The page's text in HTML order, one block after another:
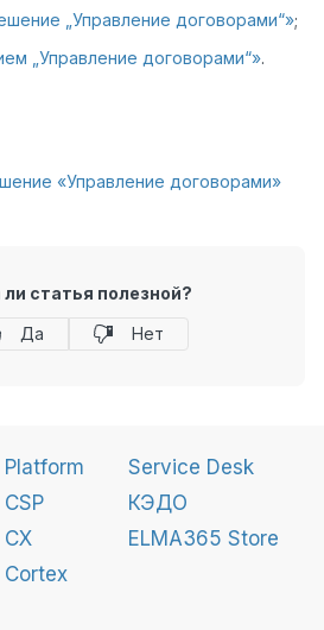
„Управление договорами“»;
„Управление договорами“».
«Управление договорами»
статья полезной?
Да
Нет
Platform
CSP
CX
Cortex
Service Desk
КЭДО
ELMA365 Store